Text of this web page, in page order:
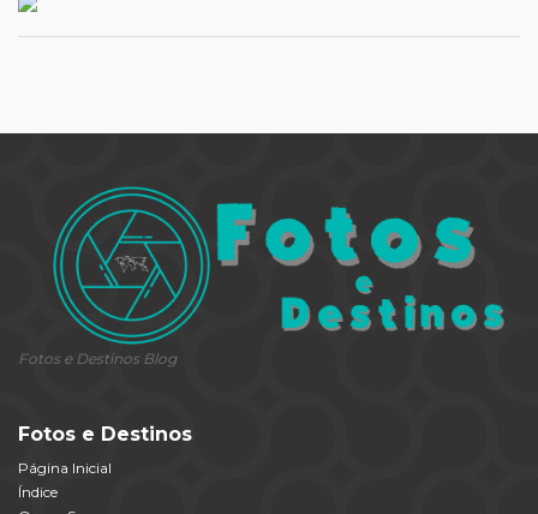
Fotos e Destinos Blog
Fotos e Destinos
Página Inicial
Índice